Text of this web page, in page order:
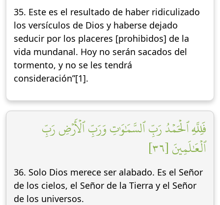
35. Este es el resultado de haber ridiculizado
los versículos de Dios y haberse dejado
seducir por los placeres [prohibidos] de la
vida mundanal. Hoy no serán sacados del
tormento, y no se les tendrá
consideración”[1].
فَلِلَّهِ ٱلۡحَمۡدُ رَبِّ ٱلسَّمَٰوَٰتِ وَرَبِّ ٱلۡأَرۡضِ رَبِّ
ٱلۡعَٰلَمِينَ [٣٦]
36. Solo Dios merece ser alabado. Es el Señor
de los cielos, el Señor de la Tierra y el Señor
de los universos.